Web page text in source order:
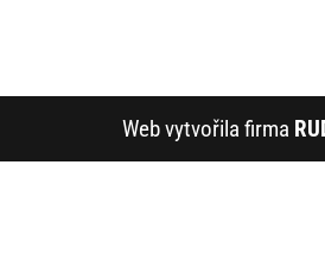
Web vytvořila firma